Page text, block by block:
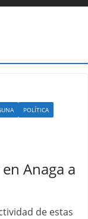
POLÍTICA
Anaga a
de estas